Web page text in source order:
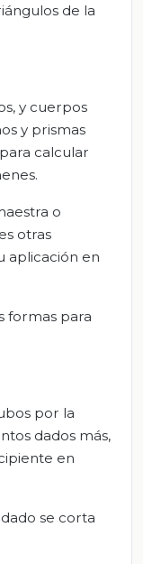
de la
y cuerpos
y prismas
calcular
o
otras
aplicación en
formas para
por la
dados más,
en
se corta